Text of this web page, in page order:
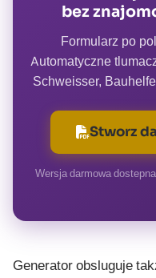
bez
Formularz po
Automatyczne
Schweisser,
Stworz
Wersja darmowa
Generator obsluguje